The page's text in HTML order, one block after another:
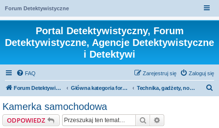
Forum Detektywistyczne
Portal Detektywistyczny, Forum
Detektywistyczne, Agencje Detektywistyczne
i Detektywi
FAQ Zaloguj się
Zarejestruj się
Forum Detektywistyczne, Detektyw Główna kategoria forum Technika, gadżety, nowości
Kamerka samochodowa
ODPOWIEDZ Szukaj